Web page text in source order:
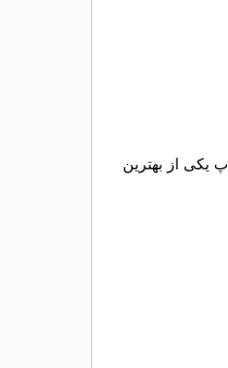
یکی از بهترین